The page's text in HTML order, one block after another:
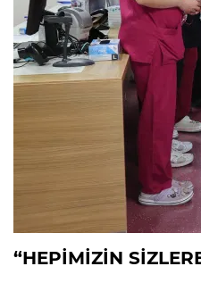
“HEPİMİZİN